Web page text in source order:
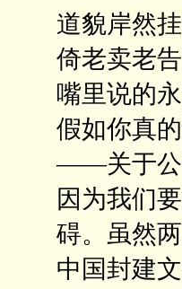
道貌岸然
倚老卖老
嘴里说的
假如你真
——关于公
因为我们
碍。虽然
中国封建